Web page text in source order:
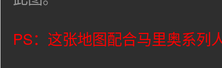
PS：这张地图配合马里奥系列